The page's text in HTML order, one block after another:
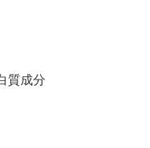
質成分